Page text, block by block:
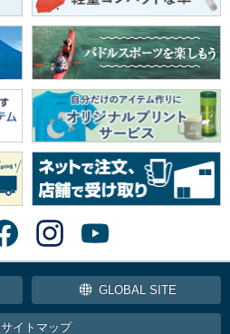
GLOBAL SITE
サイトマップ